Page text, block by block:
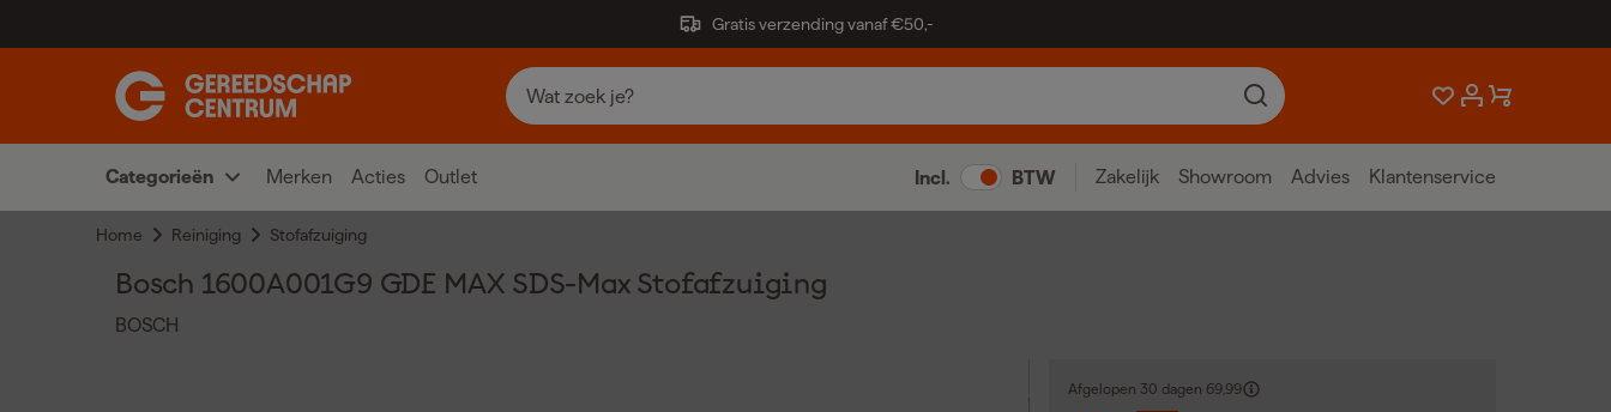
Gratis verzending vanaf €50,-
Categorieën Merken Acties Outlet Incl. BTW Zakelijk Showroom Advies Klantenservice
Home Reiniging Stofafzuiging
Bosch 1600A001G9 GDE MAX SDS-Max Stofafzuiging
BOSCH
Afgelopen 30 dagen 69,99